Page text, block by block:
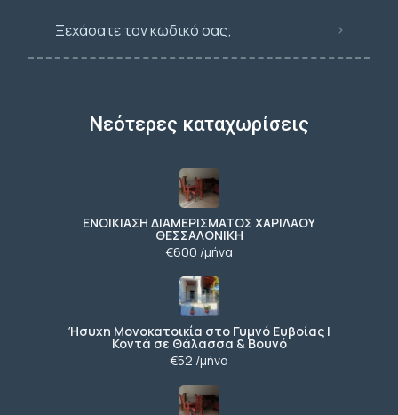
Ξεχάσατε τον κωδικό σας;
Νεότερες καταχωρίσεις
ΕΝΟΙΚΙΑΣΗ ΔΙΑΜΕΡΙΣΜΑΤΟΣ ΧΑΡΙΛΑΟΥ
ΘΕΣΣΑΛΟΝΙΚΗ
€600 /μήνα
Ήσυχη Μονοκατοικία στο Γυμνό Ευβοίας |
Κοντά σε Θάλασσα & Βουνό
€52 /μήνα